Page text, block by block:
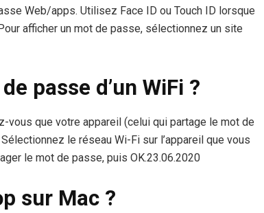
Web/apps. Utilisez Face ID ou Touch ID lorsque
afficher un mot de passe, sélectionnez un site
passe d’un WiFi ?
que votre appareil (celui qui partage le mot de
le réseau Wi-Fi sur l’appareil que vous
le mot de passe, puis OK.23.06.2020
sur Mac ?